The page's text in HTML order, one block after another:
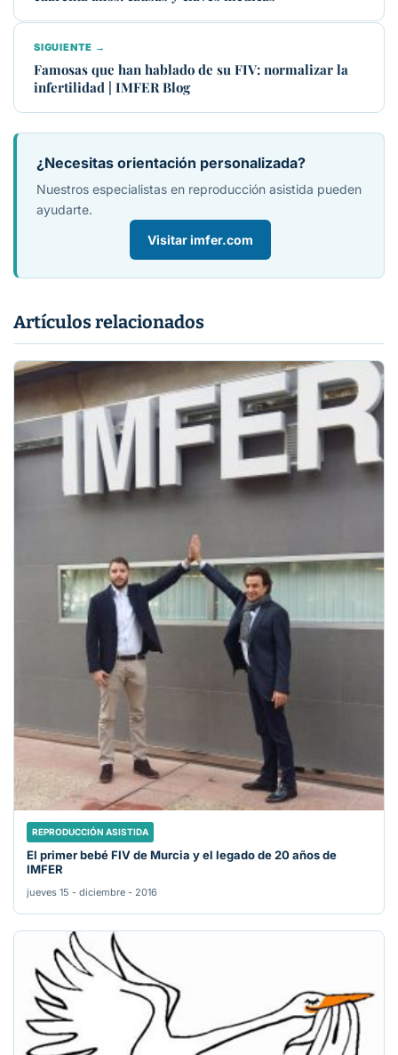
SIGUIENTE →
Famosas que han hablado de su FIV: normalizar la
infertilidad | IMFER Blog
¿Necesitas orientación personalizada?
Nuestros especialistas en reproducción asistida pueden
ayudarte.
Visitar imfer.com
Artículos relacionados
REPRODUCCIÓN ASISTIDA
El primer bebé FIV de Murcia y el legado de 20 años de
IMFER
jueves 15 - diciembre - 2016